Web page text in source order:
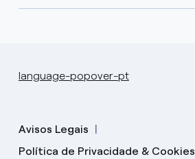
language-popover-pt
Avisos Legais
Política de Privacidade & Cookies